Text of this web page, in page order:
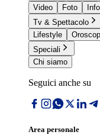
Video
Foto
Tv & Spettacolo
Lifestyle
Speciali
Chi siamo
Seguici anche su
Area personale